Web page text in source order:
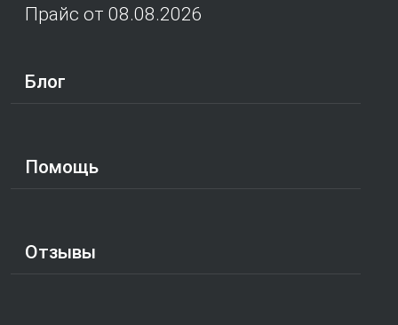
Прайс от 08.08.2026
Блог
Помощь
Отзывы